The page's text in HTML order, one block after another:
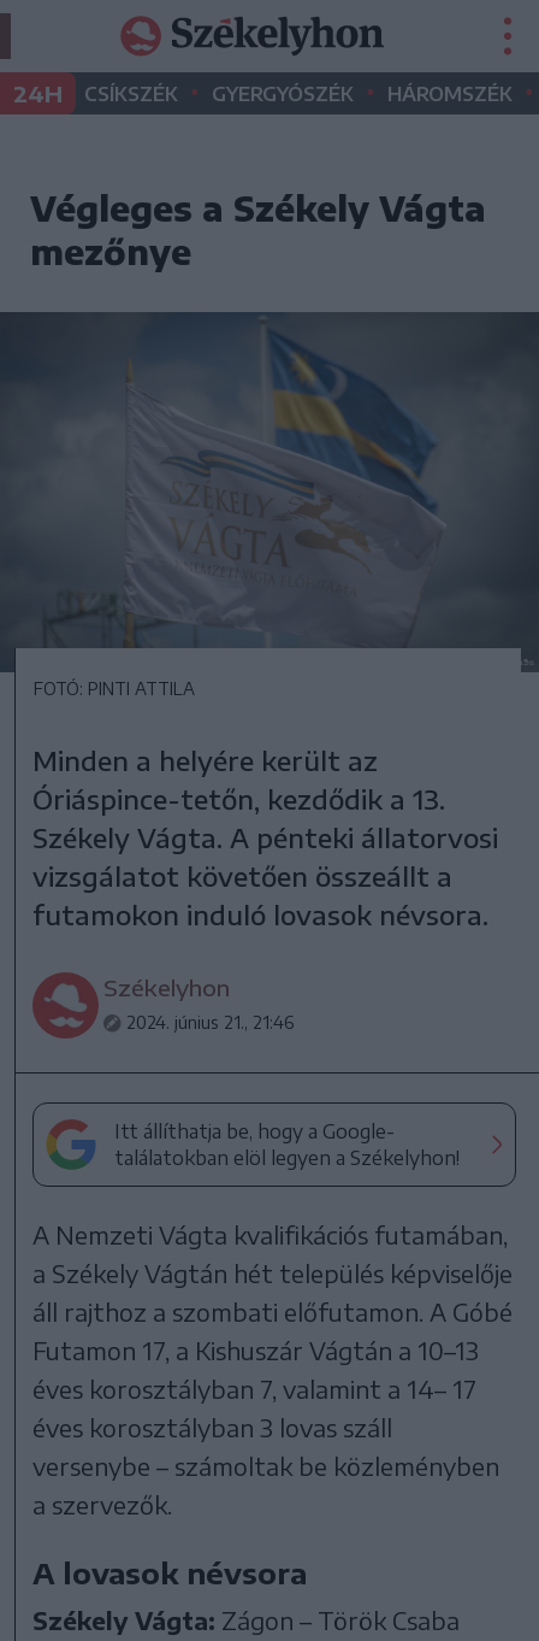
24H CSÍKSZÉK • GYERGYÓSZÉK • HÁROMSZÉK •
Végleges a Székely Vágta
mezőnye
FOTÓ: PINTI ATTILA
Minden a helyére került az
Óriáspince-tetőn, kezdődik a 13.
Székely Vágta. A pénteki állatorvosi
vizsgálatot követően összeállt a
futamokon induló lovasok névsora.
Székelyhon
2024. június 21., 21:46
Itt állíthatja be, hogy a Google-
találatokban elöl legyen a Székelyhon!
A Nemzeti Vágta kvalifikációs futamában,
a Székely Vágtán hét település képviselője
áll rajthoz a szombati előfutamon. A Góbé
Futamon 17, a Kishuszár Vágtán a 10–13
éves korosztályban 7, valamint a 14– 17
éves korosztályban 3 lovas száll
versenybe – számoltak be közleményben
a szervezők.
A lovasok névsora
Székely Vágta: Zágon – Török Csaba